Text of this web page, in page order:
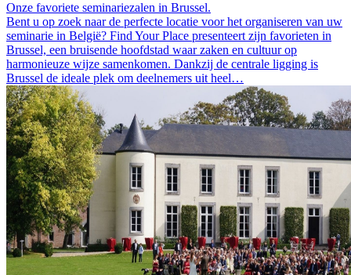
Onze favoriete seminariezalen in Brussel.
Bent u op zoek naar de perfecte locatie voor het organiseren van uw
seminarie in België? Find Your Place presenteert zijn favorieten in
Brussel, een bruisende hoofdstad waar zaken en cultuur op
harmonieuze wijze samenkomen. Dankzij de centrale ligging is
Brussel de ideale plek om deelnemers uit heel…